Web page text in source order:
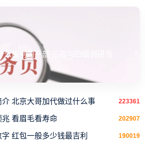
么级别的干部 三级与四级调研员
北京大哥加代做过什么事 223361
看眉毛看寿命 202907
红包一般多少钱最吉利 190019